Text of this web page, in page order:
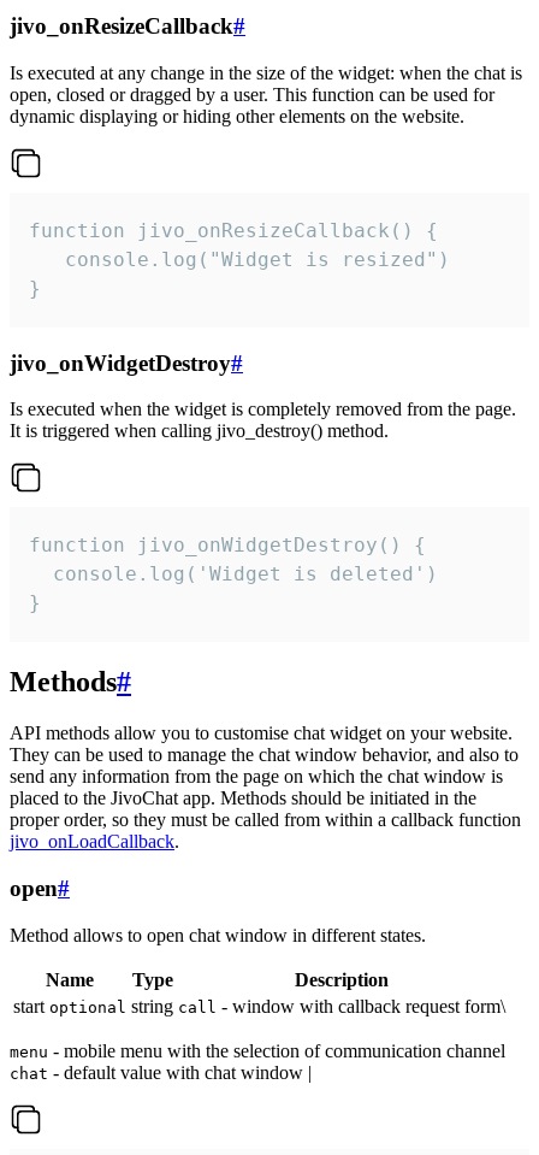
jivo_onResizeCallback#
Is executed at any change in the size of the widget: when the chat is
open, closed or dragged by a user. This function can be used for
dynamic displaying or hiding other elements on the website.
function jivo_onResizeCallback() {
   console.log("Widget is resized")
}
jivo_onWidgetDestroy#
Is executed when the widget is completely removed from the page.
It is triggered when calling jivo_destroy() method.
function jivo_onWidgetDestroy() {
  console.log('Widget is deleted')
}
Methods#
API methods allow you to customise chat widget on your website.
They can be used to manage the chat window behavior, and also to
send any information from the page on which the chat window is
placed to the JivoChat app. Methods should be initiated in the
proper order, so they must be called from within a callback function
jivo_onLoadCallback.
open#
Method allows to open chat window in different states.
Name Type
Description
start optional string call - window with callback request form\
menu - mobile menu with the selection of communication channel
chat - default value with chat window |